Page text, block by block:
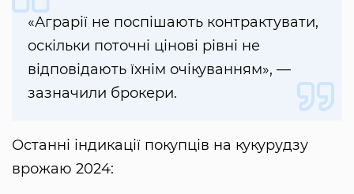
«Аграрії не поспішають контрактувати,
оскільки поточні цінові рівні не
відповідають їхнім очікуванням», —
зазначили брокери.
Останні індикації покупців на кукурудзу
врожаю 2024: